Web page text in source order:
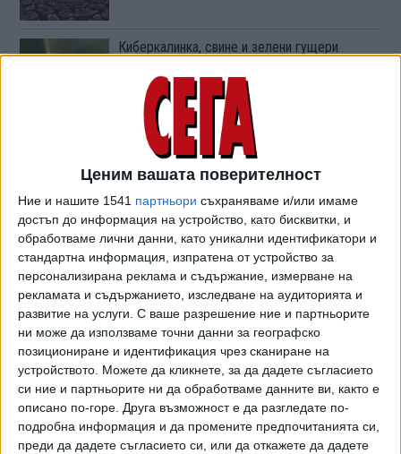
Ценим вашата поверителност
Ние и нашите 1541 партньори съхраняваме и/или имаме
достъп до информация на устройство, като бисквитки, и
обработваме лични данни, като уникални идентификатори и
стандартна информация, изпратена от устройство за
персонализирана реклама и съдържание, измерване на
рекламата и съдържанието, изследване на аудиторията и
развитие на услуги. С ваше разрешение ние и партньорите
ни може да използваме точни данни за географско
позициониране и идентификация чрез сканиране на
устройството. Можете да кликнете, за да дадете съгласието
си ние и партньорите ни да обработваме данните ви, както е
описано по-горе. Друга възможност е да разгледате по-
подробна информация и да промените предпочитанията си,
преди да дадете съгласието си, или да откажете да дадете
Киберкалинка, свине и зелени гущери
Киберсигурност и реални новини от
Калининград
Я елате, пиленца, в зайчарника!
20 Авг. 2019
Метафизика на успеха и експертизата на
една калинка
Дългата резервна скамейка в Калининград